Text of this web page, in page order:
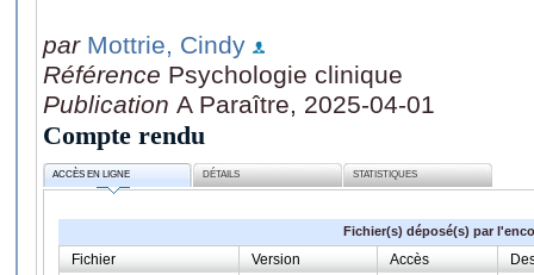
par Mottrie, Cindy
Référence Psychologie clinique
Publication A Paraître, 2025-04-01
Compte rendu
ACCÈS EN LIGNE DÉTAILS STATISTIQUES
Fichier(s) déposé(s) par
Fichier Version Accès